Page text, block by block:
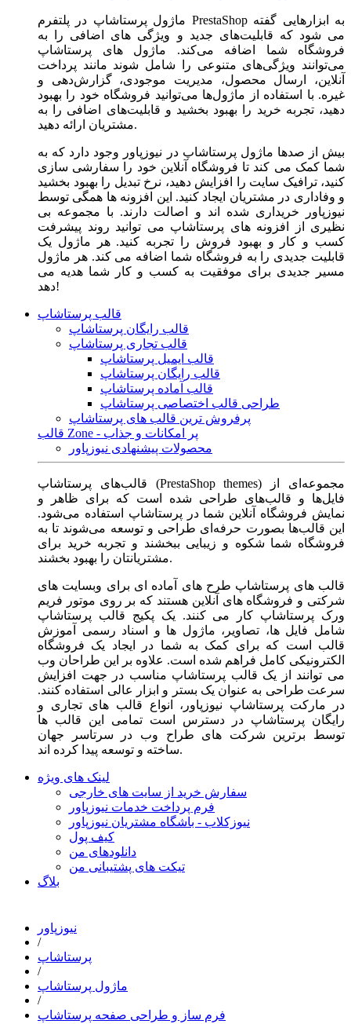
ماژول‌ پرستاشاپ در پلتفرم PrestaShop به ابزارهایی گفته
می شود که قابلیت‌های جدید و ویژگی های اضافی را به
فروشگاه شما اضافه می‌کند. ماژول های پرستاشاپ
می‌توانند ویژگی‌های متنوعی را شامل شوند مانند پرداخت
آنلاین، ارسال محصول، مدیریت موجودی، گزارش‌دهی و
غیره. با استفاده از ماژول‌ها می‌توانید فروشگاه خود را بهبود
دهید، تجربه خرید را بهبود بخشید و قابلیت‌های اضافی را به
مشتریان ارائه دهید.
بیش از صدها ماژول پرستاشاپ در نیوزپاور وجود دارد که به
شما کمک می کند تا فروشگاه آنلاین خود را سفارشی سازی
کنید، ترافیک سایت را افزایش دهید، نرخ تبدیل را بهبود بخشید
و وفاداری در مشتریان ایجاد کنید. این افزونه ها همگی توسط
نیوزپاور خریداری شده اند و اصالت دارند. با مجموعه بی
نظیری از افزونه های پرستاشاپ می توانید روند پیشرفت
کسب و کار و بهبود فروش را تجربه کنید. هر ماژول یک
قابلیت جدیدی را به فروشگاه شما اضافه می کند. هر ماژول
مسیر جدیدی برای موفقیت به کسب و کار شما هدیه می
دهد!
قالب پرستاشاپ
قالب رایگان پرستاشاپ
قالب تجاری پرستاشاپ
قالب ایمیل پرستاشاپ
قالب رایگان پرستاشاپ
قالب آماده پرستاشاپ
طراحی قالب اختصاصی پرستاشاپ
پرفروش ترین قالب های پرستاشاپ
قالب Zone - پر امکانات و جذاب
محصولات پیشنهادی نیوزپاور
قالب‌های پرستاشاپ (PrestaShop themes) مجموعه‌ای از
فایل‌ها و قالب‌های طراحی شده است که برای ظاهر و
نمایش فروشگاه آنلاین شما در پرستاشاپ استفاده می‌شود.
این قالب‌ها بصورت حرفه‌ای طراحی و توسعه می‌شوند تا به
فروشگاه شما شکوه و زیبایی ببخشند و تجربه خرید برای
مشتریانتان را بهبود بخشند.
قالب های پرستاشاپ طرح های آماده ای برای وبسایت های
شرکتی و فروشگاه های آنلاین هستند که بر روی موتور فریم
ورک پرستاشاپ کار می کنند. یک پکیج قالب پرستاشاپ
شامل فایل ها، تصاویر، ماژول ها و اسناد رسمی آموزش
قالب است که برای کمک به شما در ایجاد یک فروشگاه
الکترونیکی کامل فراهم شده است. علاوه بر این طراحان وب
می توانند از یک قالب پرستاشاپ مناسب در جهت افزایش
سرعت طراحی به عنوان یک بستر و ابزار عالی استفاده کنند.
در مارکت پرستاشاپ نیوزپاور، انواع قالب های تجاری و
رایگان پرستاشاپ در دسترس است تمامی این قالب ها
توسط برترین شرکت های طراح وب در سرتاسر جهان
ساخته و توسعه پیدا کرده اند.
لینک های ویژه
سفارش خرید از سایت های خارجی
فرم پرداخت خدمات نیوزپاور
نیوزکلاب - باشگاه مشتریان نیوزپاور
کیف پول
دانلودهای من
تیکت های پشتیبانی من
بلاگ
نیوزپاور
/
پرستاشاپ
/
ماژول پرستاشاپ
/
فرم ساز و طراحی صفحه پرستاشاپ